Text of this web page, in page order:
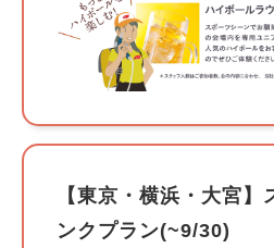
【東京・横浜・大宮】
ンクプラン(~9/30)